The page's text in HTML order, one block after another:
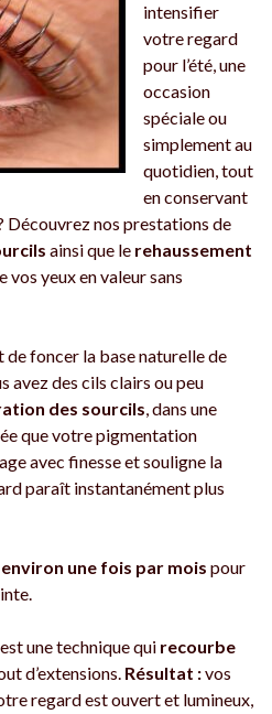
intensifier
votre regard
pour l’été, une
occasion
spéciale ou
simplement au
quotidien, tout
en conservant
Découvrez nos prestations de
ainsi que le rehaussement
vos yeux en valeur sans
de foncer la base naturelle de
avez des cils clairs ou peu
des sourcils, dans une
que votre pigmentation
avec finesse et souligne la
paraît instantanément plus
environ une fois par mois pour
est une technique qui recourbe
d’extensions. Résultat :vos
regard est ouvert et lumineux,